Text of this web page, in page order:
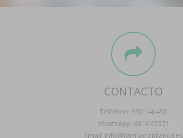
CONTACTO
Teléfono: 950140450
WhatsApp: 681635571
Email: info@farmaciapilarica.es